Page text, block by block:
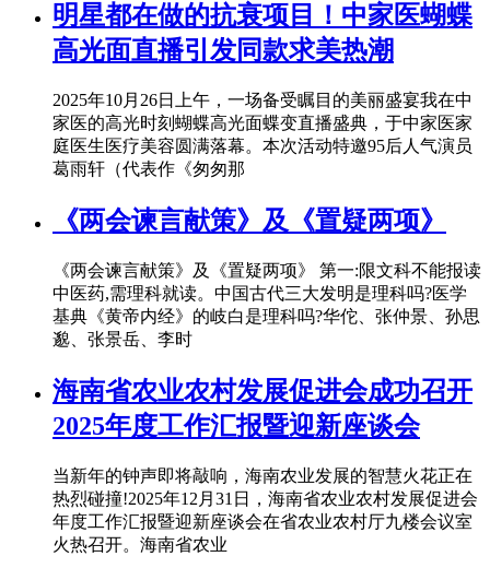
明星都在做的抗衰项目！中家医蝴蝶
高光面直播引发同款求美热潮
2025年10月26日上午，一场备受瞩目的美丽盛宴我在中
家医的高光时刻蝴蝶高光面蝶变直播盛典，于中家医家
庭医生医疗美容圆满落幕。本次活动特邀95后人气演员
葛雨轩（代表作《匆匆那
《两会谏言献策》及《置疑两项》
《两会谏言献策》及《置疑两项》 第一:限文科不能报读
中医药,需理科就读。中国古代三大发明是理科吗?医学
基典《黄帝内经》的岐白是理科吗?华佗、张仲景、孙思
邈、张景岳、李时
海南省农业农村发展促进会成功召开
2025年度工作汇报暨迎新座谈会
当新年的钟声即将敲响，海南农业发展的智慧火花正在
热烈碰撞!2025年12月31日，海南省农业农村发展促进会
年度工作汇报暨迎新座谈会在省农业农村厅九楼会议室
火热召开。海南省农业